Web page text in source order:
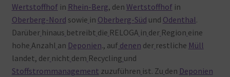
Wertstoffhof in Rhein-Berg, den Wertstoffhof in
Oberberg-Nord sowie in Oberberg-Süd und Odenthal.
Darüber hinaus betreibt die RELOGA in der Region eine
hohe Anzahl an Deponien., auf denen der restliche Müll
landet, der nicht dem Recycling und
Stoffstrommanagement zuzuführen ist. Zu den Deponien